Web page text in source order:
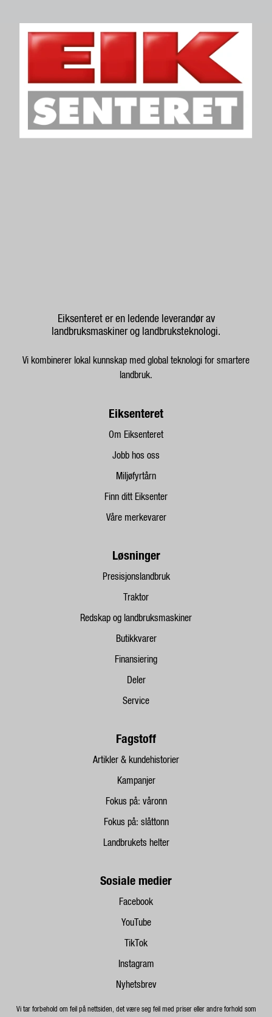
Eiksenteret
Om Eiksenteret
Jobb hos oss
Miljøfyrtårn
Finn ditt Eiksenter
Våre merkevarer
Løsninger
Presisjonslandbruk
Traktor
Redskap og landbruksmaskiner
Butikkvarer
Finansiering
Deler
Service
Fagstoff
Artikler & kundehistorier
Kampanjer
Fokus på: våronn
Fokus på: slåttonn
Landbrukets helter
Sosiale medier
Facebook
YouTube
TikTok
Instagram
Nyhetsbrev
Eiksenteret er en ledende leverandør av
landbruksmaskiner og landbruksteknologi.
Vi kombinerer lokal kunnskap med global teknologi for smartere
landbruk.
Vi tar forbehold om feil på nettsiden, det være seg feil med priser eller andre forhold som